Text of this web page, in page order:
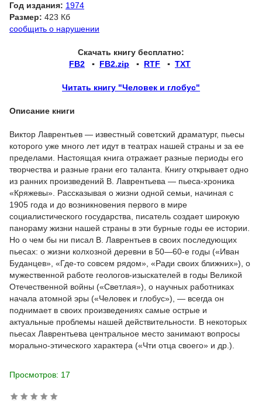
Год издания: 1974
Размер: 423 Кб
сообщить о нарушении
Скачать книгу бесплатно:
FB2 ▪ FB2.zip ▪ RTF ▪ TXT
Читать книгу "Человек и глобус"
Описание книги
Виктор Лаврентьев — известный советский драматург, пьесы
которого уже много лет идут в театрах нашей страны и за ее
пределами. Настоящая книга отражает разные периоды его
творчества и разные грани его таланта. Книгу открывает одно
из ранних произведений В. Лаврентьева — пьеса-хроника
«Кряжевы». Рассказывая о жизни одной семьи, начиная с
1905 года и до возникновения первого в мире
социалистического государства, писатель создает широкую
панораму жизни нашей страны в эти бурные годы ее истории.
Но о чем бы ни писал В. Лаврентьев в своих последующих
пьесах: о жизни колхозной деревни в 50—60-е годы («Иван
Буданцев», «Где-то совсем рядом», «Ради своих ближних»), о
мужественной работе геологов-изыскателей в годы Великой
Отечественной войны («Светлая»), о научных работниках
начала атомной эры («Человек и глобус»), — всегда он
поднимает в своих произведениях самые острые и
актуальные проблемы нашей действительности. В некоторых
пьесах Лаврентьева центральное место занимают вопросы
морально-этического характера («Чти отца своего» и др.).
Просмотров: 17